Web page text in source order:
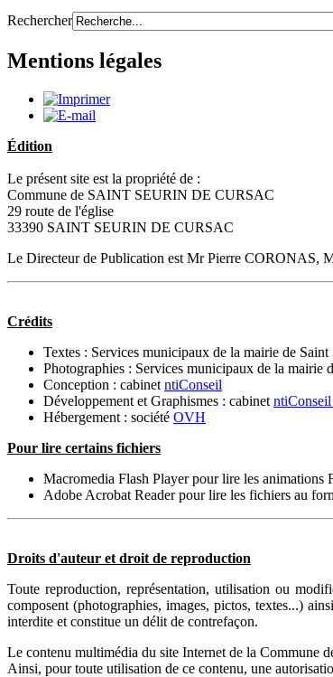
Rechercher
Mentions légales
Édition
Le présent site est la propriété de :
Commune de SAINT SEURIN DE CURSAC
29 route de l'église
33390 SAINT SEURIN DE CURSAC
Le Directeur de Publication est Mr Pierre CORONAS,
Crédits
Textes : Services municipaux de la mairie de Saint
Photographies : Services municipaux de la mairie
Conception : cabinet ntiConseil
Développement et Graphismes : cabinet ntiConseil
Hébergement : société OVH
Pour lire certains fichiers
Macromedia Flash Player pour lire les animations
Adobe Acrobat Reader pour lire les fichiers au
Droits d'auteur et droit de reproduction
Toute reproduction, représentation, utilisation ou
composent (photographies, images, pictos, textes...)
interdite et constitue un délit de contrefaçon.
Le contenu multimédia du site Internet de la Commune
Ainsi, pour toute utilisation de ce contenu, une